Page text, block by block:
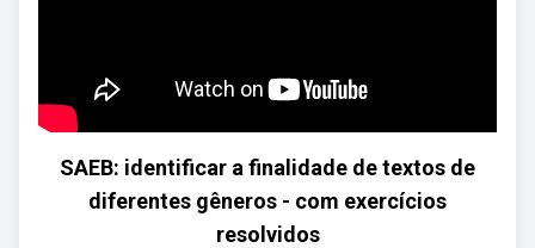
SAEB: identificar a finalidade de textos de
diferentes gêneros - com exercícios
resolvidos